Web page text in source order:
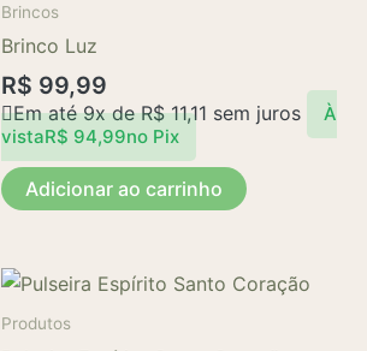
Brincos
Brinco Luz
R$ 99,99
Em até 9x deR$11,11 sem juros
À
vistaR$ 94,99no Pix
Adicionar ao carrinho
Produtos